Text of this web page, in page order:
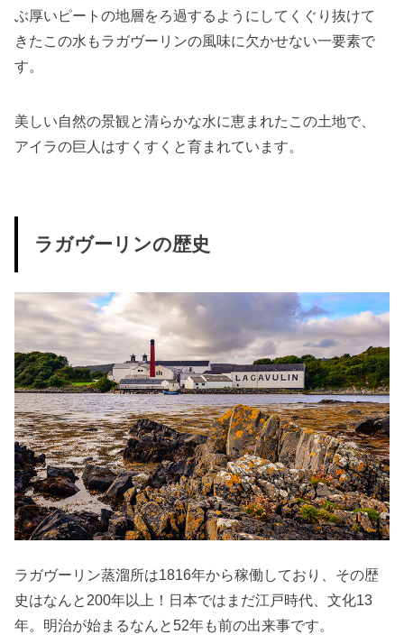
ぶ厚いピートの地層をろ過するようにしてくぐり抜けて
きたこの水もラガヴーリンの風味に欠かせない一要素で
す。
美しい自然の景観と清らかな水に恵まれたこの土地で、
アイラの巨人はすくすくと育まれています。
ラガヴーリンの歴史
ラガヴーリン蒸溜所は1816年から稼働しており、その歴
史はなんと200年以上！日本ではまだ江戸時代、文化13
年。明治が始まるなんと52年も前の出来事です。